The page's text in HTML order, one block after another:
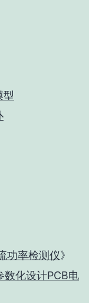
型
功率检测仪》
化设计PCB电